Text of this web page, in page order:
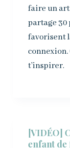
faire un
partage
favorisent
connexion.
t’inspirer.
[VIDÉO]
enfant de